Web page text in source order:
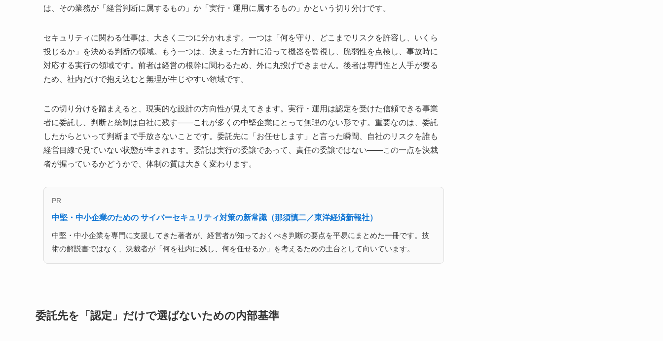
は、その業務が「経営判断に属するもの」か「実行・運用に属するもの」かという切り分けです。
セキュリティに関わる仕事は、大きく二つに分かれます。一つは「何を守り、どこまでリスクを許容し、いくら
投じるか」を決める判断の領域。もう一つは、決まった方針に沿って機器を監視し、脆弱性を点検し、事故時に
対応する実行の領域です。前者は経営の根幹に関わるため、外に丸投げできません。後者は専門性と人手が要る
ため、社内だけで抱え込むと無理が生じやすい領域です。
この切り分けを踏まえると、現実的な設計の方向性が見えてきます。実行・運用は認定を受けた信頼できる事業
者に委託し、判断と統制は自社に残す――これが多くの中堅企業にとって無理のない形です。重要なのは、委託
したからといって判断まで手放さないことです。委託先に「お任せします」と言った瞬間、自社のリスクを誰も
経営目線で見ていない状態が生まれます。委託は実行の委譲であって、責任の委譲ではない――この一点を決裁
者が握っているかどうかで、体制の質は大きく変わります。
PR
中堅・中小企業のための サイバーセキュリティ対策の新常識（那須慎二／東洋経済新報社）
中堅・中小企業を専門に支援してきた著者が、経営者が知っておくべき判断の要点を平易にまとめた一冊です。技
術の解説書ではなく、決裁者が「何を社内に残し、何を任せるか」を考えるための土台として向いています。
委託先を「認定」だけで選ばないための内部基準